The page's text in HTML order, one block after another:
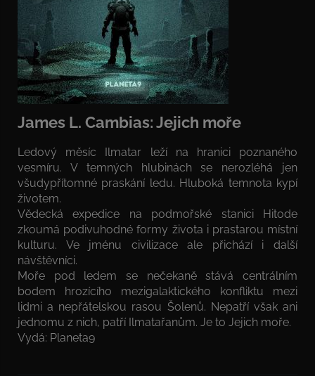
James L. Cambias: Jejich moře
Ledový měsíc Ilmatar leží na hranici poznaného
vesmíru. V temných hlubinách se nerozléhá jen
všudypřítomné praskání ledu. Hluboká temnota kypí
životem.
Vědecká expedice na podmořské stanici Hitode
zkoumá podivuhodné formy života i prastarou místní
kulturu. Ve jménu civilizace ale přichází i další
návštěvníci.
Moře pod ledem se nečekaně stává centrálním
bodem hrozícího mezigalaktického konfliktu mezi
lidmi a nepřátelskou rasou Šolenů. Nepatří však ani
jednomu z nich, patří Ilmatařanům. Je to Jejich moře.
Vydá: Planeta9